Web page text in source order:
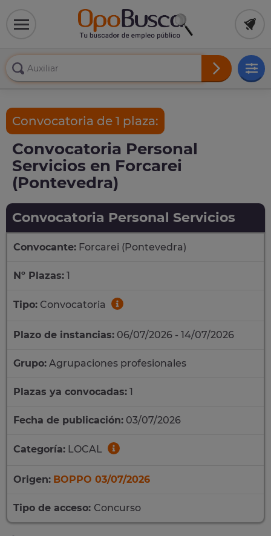
Convocatoria de 1 plaza:
Convocatoria Personal
Servicios en Forcarei
(Pontevedra)
Convocatoria Personal Servicios
Convocante: Forcarei (Pontevedra)
Nº Plazas: 1
Tipo: Convocatoria
Plazo de instancias: 06/07/2026 - 14/07/2026
Grupo: Agrupaciones profesionales
Plazas ya convocadas: 1
Fecha de publicación: 03/07/2026
Categoría: LOCAL
Origen: BOPPO 03/07/2026
Tipo de acceso: Concurso